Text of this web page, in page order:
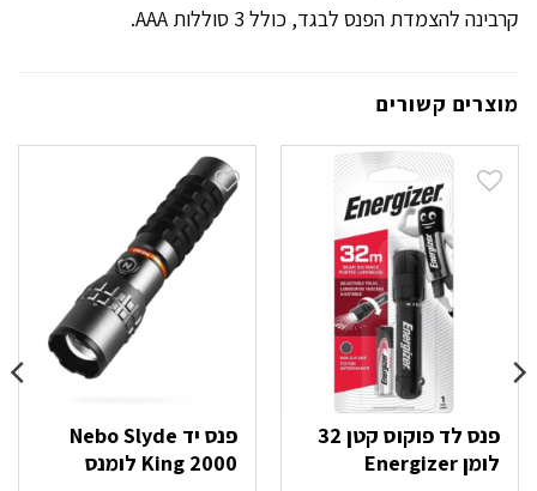
קרבינה להצמדת הפנס לבגד, כולל 3 סוללות AAA.
מוצרים קשורים
פנס לד פוקוס קטן 32
לומן Energizer
פנס יד Nebo Slyde
King 2000 לומנס